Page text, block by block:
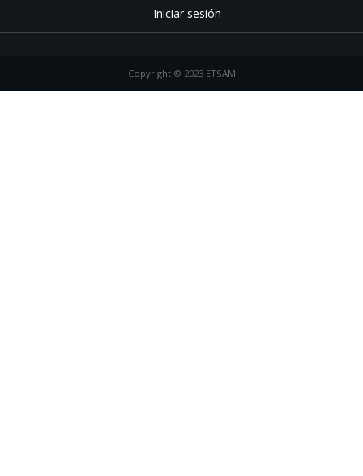
Iniciar sesión
Copyright © 2023 ETSAM